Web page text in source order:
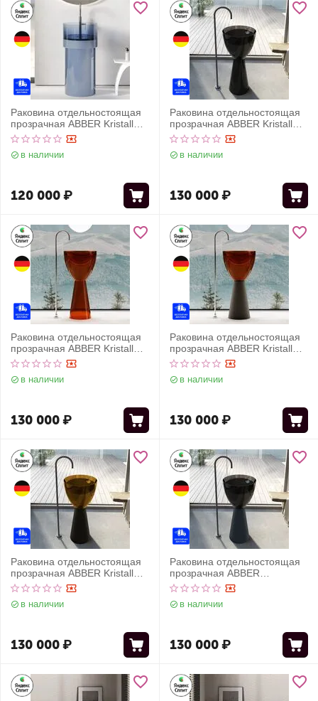
Раковина отдельностоящая
прозрачная ABBER Kristall
AT2701Saphir-H синяя
в наличии
120 000₽
Раковина отдельностоящая
прозрачная ABBER Kristall
AT2703Onyx черная
в наличии
130 000₽
Раковина отдельностоящая
прозрачная ABBER Kristall
AT2703Opal коричневая
в наличии
130 000₽
Раковина отдельностоящая
прозрачная ABBER Kristall
AT2703Black-Opal черный/
коричневый
в наличии
130 000₽
Раковина отдельностоящая
прозрачная ABBER Kristall
AT2703Black-Vesuvian
черный/оливковый
в наличии
130 000₽
Раковина отдельностоящая
прозрачная ABBER
AT2703Onyx-Black черный/
черный матовый
в наличии
130 000₽